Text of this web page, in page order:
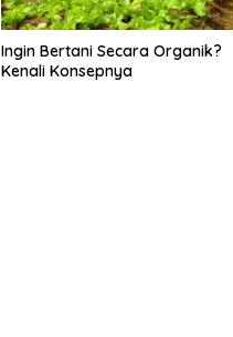
Ingin Bertani Secara Organik?
Kenali Konsepnya